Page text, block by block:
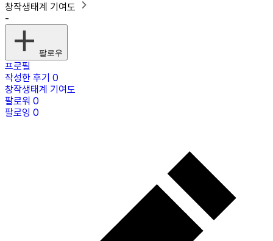
창작생태계 기여도
-
팔로우
프로필
작성한 후기 0
창작생태계 기여도
팔로워 0
팔로잉 0